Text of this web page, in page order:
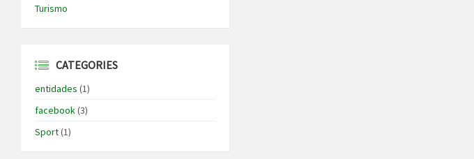
Turismo
CATEGORIES
entidades (1)
facebook(3)
Sport(1)